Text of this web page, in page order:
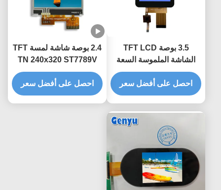
3.5 بوصة TFT LCD
الشاشة الملموسة السعة
320x480 دقة 30pin واجهة
SPI
احصل على أفضل سعر
2.4 بوصة شاشة لمسة TFT
TN 240x320 ST7789V
20pin SPI مع لمسة
مقاومة
احصل على أفضل سعر